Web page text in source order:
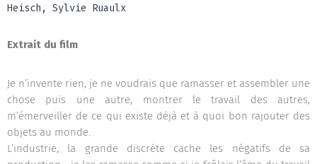
Heisch, Sylvie Ruaulx
Extrait du film
Je n’invente rien, je ne voudrais que ramasser et assembler une
chose puis une autre, montrer le travail des autres,
m’émerveiller de ce qui existe déjà et à quoi bon rajouter des
objets au monde.
L’industrie, la grande discrète cache les négatifs de sa